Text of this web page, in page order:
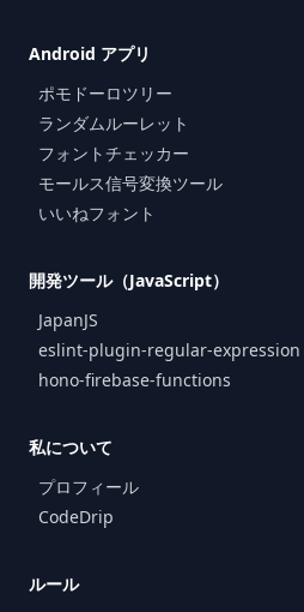
Android アプリ
ポモドーロツリー
ランダムルーレット
フォントチェッカー
モールス信号変換ツール
いいねフォント
開発ツール（JavaScript）
JapanJS
eslint-plugin-regular-expression
hono-firebase-functions
私について
プロフィール
CodeDrip
ルール